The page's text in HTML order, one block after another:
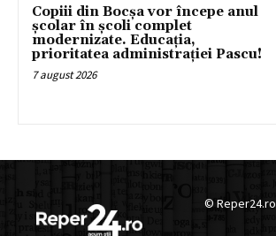
Copiii din Bocșa vor începe anul
școlar în școli complet
modernizate. Educația,
prioritatea administrației Pascu!
7 august 2026
© Reper24.ro